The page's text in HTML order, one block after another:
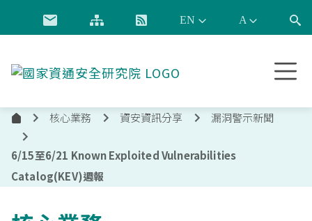
跳到主要內容
通
全
究
首
核心業務 資安資訊分享 漏洞警示新聞
6/15至6/21 Known Exploited Vulnerabilities
Catalog(KEV)週報